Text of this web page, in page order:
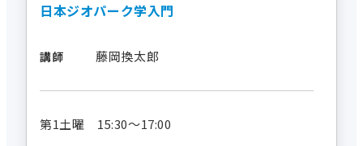
日本ジオパーク学入門
講師 藤岡換太郎
第1土曜 15:30～17:00